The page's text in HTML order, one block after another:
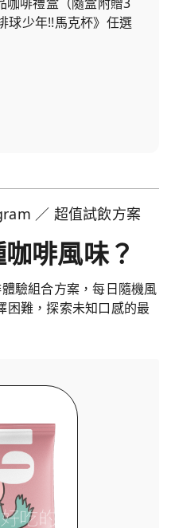
球少年!!馬克杯》任選
／ 超值試飲方案
啡風味？
驗組合方案，每日隨機風
困難，探索未知口感的最